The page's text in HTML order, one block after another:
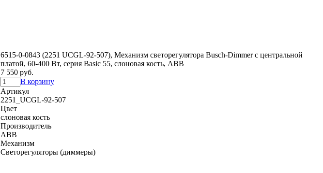
6515-0-0843 (2251 UCGL-92-507), Механизм светорегулятора Busch-Dimmer с центральной
платой, 60-400 Вт, серия Basic 55, слоновая кость, ABB
7 550 руб.
В корзину
Артикул
2251_UCGL-92-507
Цвет
слоновая кость
Производитель
ABB
Механизм
Светорегуляторы (диммеры)